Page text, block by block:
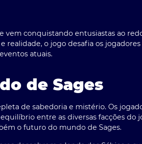
vem conquistando entusiastas ao
o jogo desafia os
atuais.
de Sages
de sabedoria e mistério. Os
entre as diversas facções do
o futuro do mundo de Sages.